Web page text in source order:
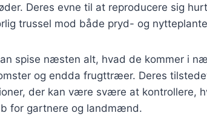
Deres evne til at reproducere sig
trussel mod både pryd- og
spise næsten alt, hvad de kommer i
og endda frugttræer. Deres
der kan være svære at kontrollere,
for gartnere og landmænd.